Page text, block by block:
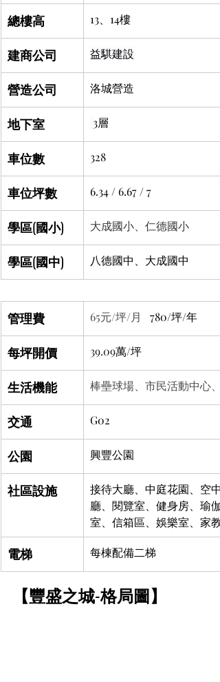
總樓高 13、14樓
建商公司 益騏建設
營造公司 洛城營造
地下室 3層
車位數 328
車位坪數 6.34 / 6.67 / 7
學區(國小) 大成國小、仁德國小
學區(國中) 八德國中、大成國中
管理費 65元/坪/月 780/坪/年
每坪開價 39.09萬/坪
生活機能 棒壘球場、市民活動中心、
交通 G02
公園 興豐公園
社區設施
接待大廳、中庭花園、空
廳、閱覽室、健身房、瑜
室、信箱區、娛樂室、家
電梯 每棟配備二梯